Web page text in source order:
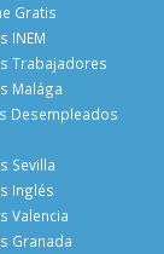
Gratis
INEM
Trabajadores
Malága
Desempleados
Sevilla
Inglés
Valencia
Granada